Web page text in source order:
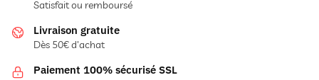
Satisfait ou remboursé
Livraison gratuite
Dès 50€ d'achat
Paiement 100% sécurisé SSL